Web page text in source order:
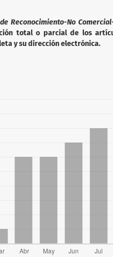
Reconocimiento-No
total o parcial de los
y su dirección electrónica.